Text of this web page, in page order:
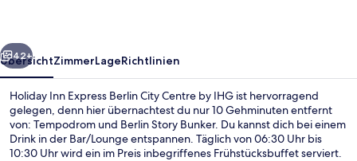
by
IHG
Weiter
42+
ÜbersichtZimmerLageRichtlinien
Holiday Inn Express Berlin City Centre by IHG ist hervorragend
gelegen, denn hier übernachtest du nur 10 Gehminuten entfernt
von: Tempodrom und Berlin Story Bunker. Du kannst dich bei einem
Drink in der Bar/Lounge entspannen. Täglich von 06:30 Uhr bis
10:30 Uhr wird ein im Preis inbegriffenes Frühstücksbuffet serviert.